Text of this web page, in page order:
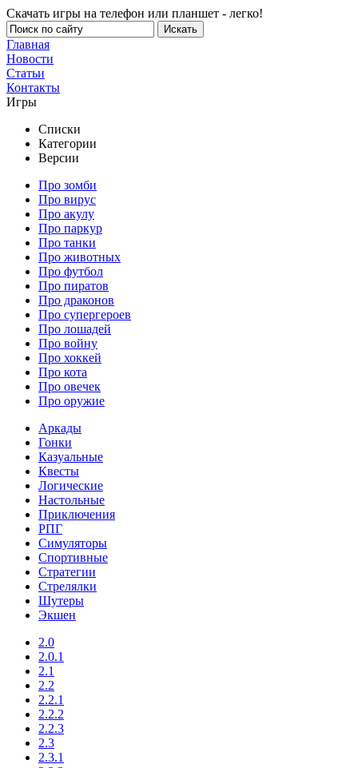
Скачать игры на телефон или планшет - легко!
Главная
Новости
Статьи
Контакты
Игры
Списки
Категории
Версии
Про зомби
Про вирус
Про акулу
Про паркур
Про танки
Про животных
Про футбол
Про пиратов
Про драконов
Про супергероев
Про лошадей
Про войну
Про хоккей
Про кота
Про овечек
Про оружие
Аркады
Гонки
Казуальные
Квесты
Логические
Настольные
Приключения
РПГ
Симуляторы
Спортивные
Стратегии
Стрелялки
Шутеры
Экшен
2.0
2.0.1
2.1
2.2
2.2.1
2.2.2
2.2.3
2.3
2.3.1